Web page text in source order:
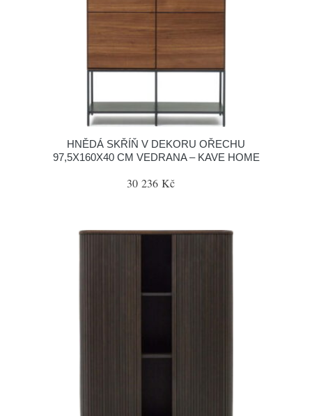
HNĚDÁ SKŘÍŇ V DEKORU OŘECHU
97,5X160X40 CM VEDRANA – KAVE HOME
30 236 Kč